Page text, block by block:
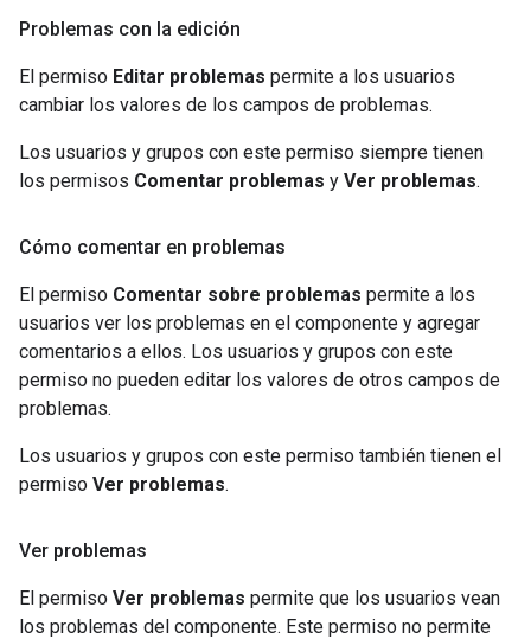
Problemas con la edición
El permiso Editar problemas permite a los usuarios
cambiar los valores de los campos de problemas.
Los usuarios y grupos con este permiso siempre tienen
los permisos Comentar problemas y Ver problemas.
Cómo comentar en problemas
El permiso Comentar sobre problemas permite a los
usuarios ver los problemas en el componente y agregar
comentarios a ellos. Los usuarios y grupos con este
permiso no pueden editar los valores de otros campos de
problemas.
Los usuarios y grupos con este permiso también tienen el
permiso Ver problemas.
Ver problemas
El permiso Ver problemas permite que los usuarios vean
los problemas del componente. Este permiso no permite